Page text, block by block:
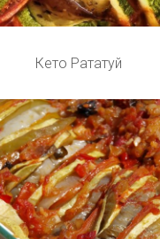
Кето Рататуй